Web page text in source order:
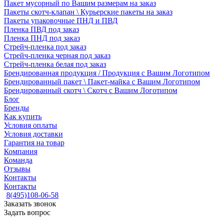
Пакет мусорный по Вашим размерам на заказ
Пакеты скотч-клапан \ Курьерские пакеты на заказ
Пакеты упаковочные ПНД и ПВД
Пленка ПВД под заказ
Пленка ПНД под заказ
Стрейч-пленка под заказ
Стрейч-пленка черная под заказ
Стрейч-пленка белая под заказ
Брендированная продукция / Продукция с Вашим Логотипом
Брендированный пакет \ Пакет-майка с Вашим Логотипом
Брендированный скотч \ Скотч с Вашим Логотипом
Блог
Бренды
Как купить
Условия оплаты
Условия доставки
Гарантия на товар
Компания
Команда
Отзывы
Контакты
Контакты
8(495)108-06-58
Заказать звонок
Задать вопрос